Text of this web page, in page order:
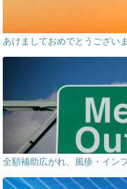
あけましておめでとうござい
全額補助広がれ、風疹・イン